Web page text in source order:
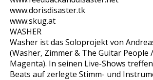
www.dorisdisaster.tk
www.skug.at
WASHER
Washer ist das Soloprojekt von
(Washer, Zimmer & The Guitar People
Magenta). In seinen Live-Shows
Beats auf zerlegte Stimm- und